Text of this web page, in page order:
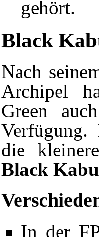
gehört.
Black
Nach
Archipel
Green
die
Black
In der